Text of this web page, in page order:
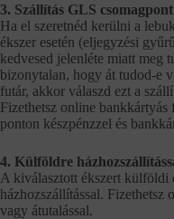
3. Szállítás GLS
Ha el szeretnéd kerülni a
ékszer esetén (eljegyzési
kedvesed jelenléte miatt meg
bizonytalan, hogy át tudod-e
futár, akkor válaszd ezt a
Fizethetsz online bankkártyás
ponton készpénzzel és
4. Külföldre
A kiválasztott ékszert külföldi
házhozszállítással. Fizethetsz
vagy átutalással.